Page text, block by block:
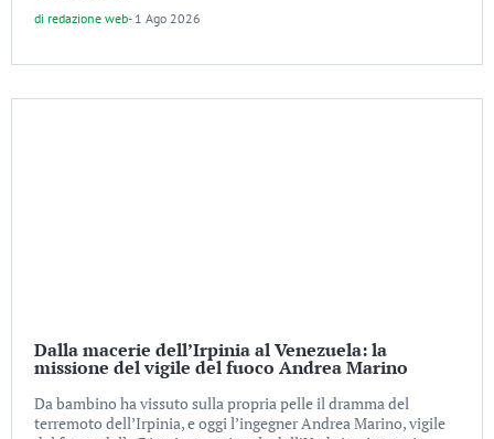
di redazione web- 1 Ago 2026
Dalla macerie dell’Irpinia al Venezuela: la
missione del vigile del fuoco Andrea Marino
Da bambino ha vissuto sulla propria pelle il dramma del
terremoto dell’Irpinia, e oggi l’ingegner Andrea Marino, vigile